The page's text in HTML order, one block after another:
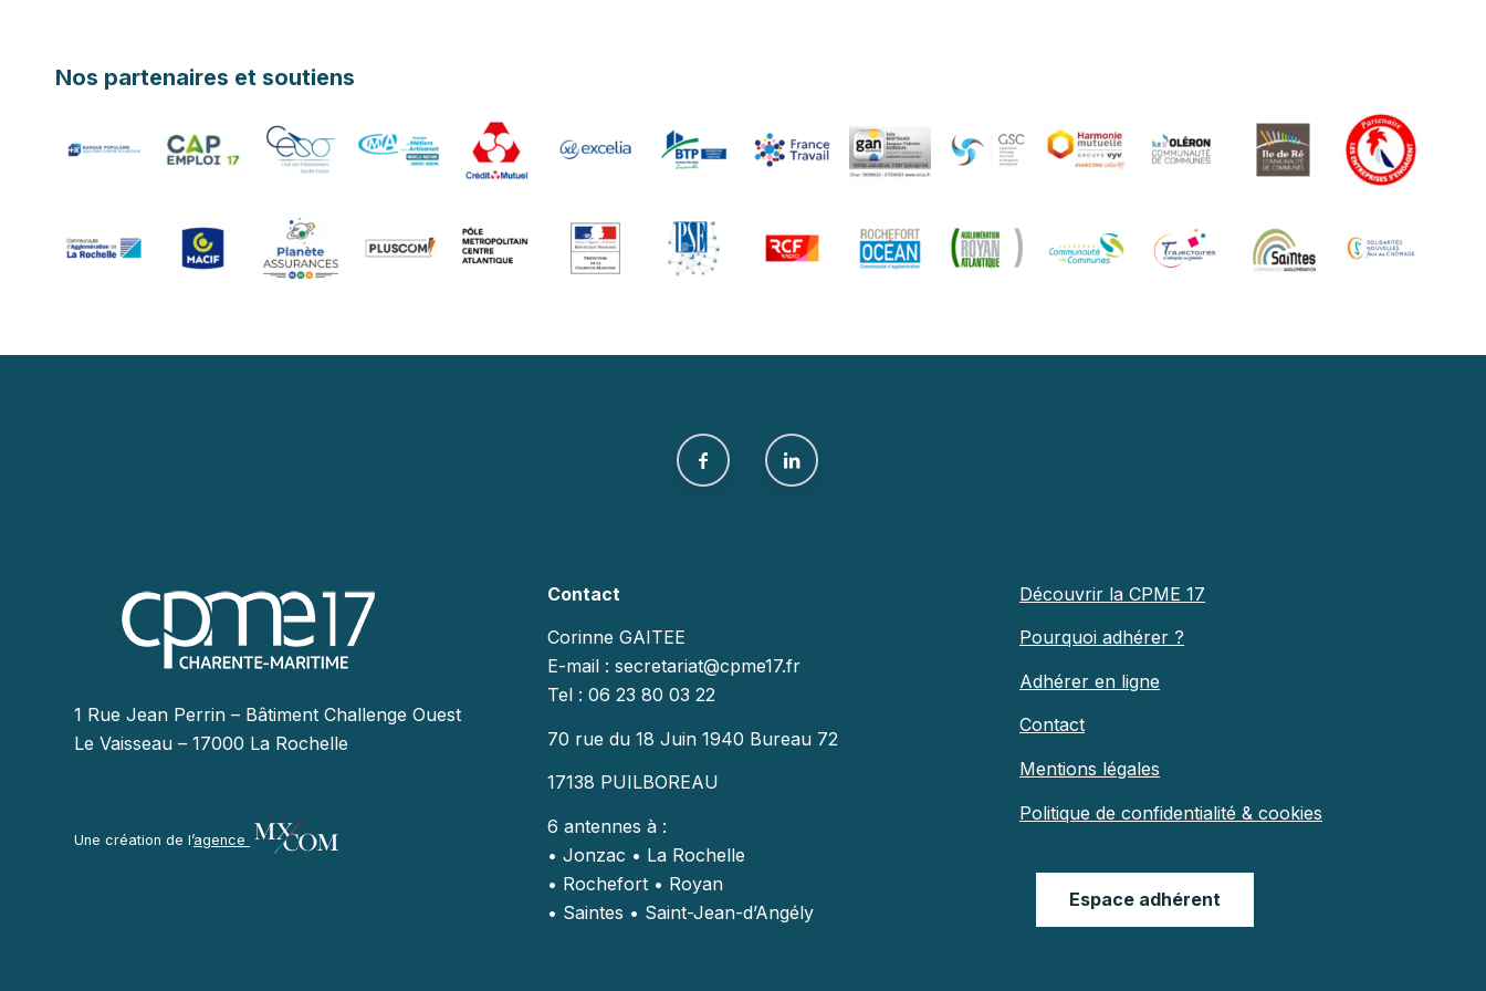
Nos partenaires et soutiens
1 Rue Jean Perrin – Bâtiment Challenge Ouest
Le Vaisseau – 17000 La Rochelle
Une création de l’agence
Contact
Corinne GAITEE
E-mail : secretariat@cpme17.fr
Tel : 06 23 80 03 22
70 rue du 18 Juin 1940 Bureau 72
17138 PUILBOREAU
6 antennes à :
• Jonzac • La Rochelle
• Rochefort • Royan
• Saintes • Saint-Jean-d’Angély
Découvrir la CPME 17
Pourquoi adhérer ?
Adhérer en ligne
Contact
Mentions légales
Politique de confidentialité & cookies
Espace adhérent